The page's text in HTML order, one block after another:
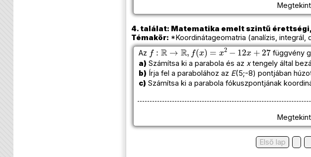
4. találat: Matematika emelt szintű érettségi,
Témakör: *Koordinátageomatria (analízis, integrál,
Az
f:R→R,f(x)=x2−12x+27
függvény
a) Számítsa ki a parabola és az xtengely által
b) Írja fel a parabolához az E(5;-8) pontjában
c) Számítsa ki a parabola fókuszpontjának
Első lap